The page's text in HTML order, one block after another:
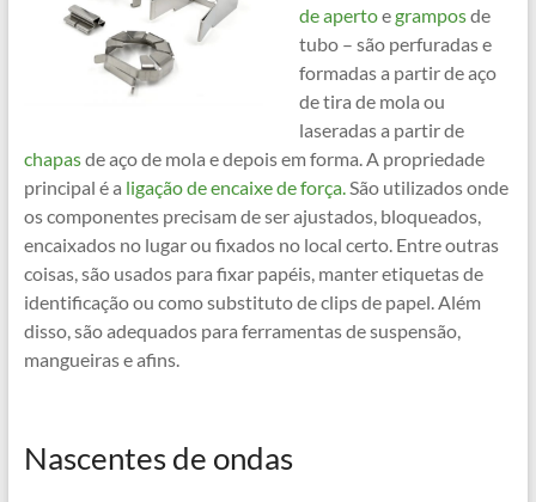
de apertoegramposde
tubo – são perfuradas e
formadas a partir de aço
de tira de mola ou
laseradas a partir de
chapasde aço de mola e depois em forma. A propriedade
principal é a ligação de encaixe de força.São utilizados onde
os componentes precisam de ser ajustados, bloqueados,
encaixados no lugar ou fixados no local certo. Entre outras
coisas, são usados para fixar papéis, manter etiquetas de
identificação ou como substituto de clips de papel. Além
disso, são adequados para ferramentas de suspensão,
mangueiras e afins.
Nascentes de ondas